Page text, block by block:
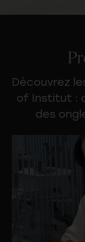
Découvrez
of Institut :
des